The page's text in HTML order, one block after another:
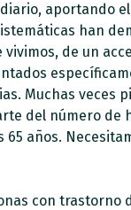
aportando
han
de un
Muchas veces
del número de
años.
con trastorno